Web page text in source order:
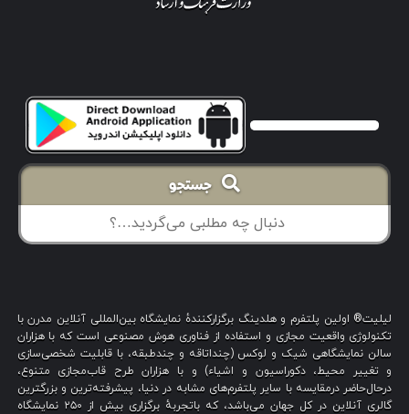
جستجو
لیلیت® اولین پلتفرم و هلدینگ برگزارکنندهٔ نمایشگاه بین‌المللی آنلاین مدرن با
تکنولوژی واقعیت مجازی و استفاده از فناوری هوش مصنوعی است که با هزاران
سالن نمایشگاهی شیک و لوکس (چنداتاقه و چندطبقه، با قابلیت شخصی‌سازی
و تغییر محیط، دکوراسیون و اشیاء) و با هزاران طرح قاب‌مجازی متنوع،
درحال‌حاضر درمقایسه با سایر پلتفرم‌های مشابه در دنیا، پیشرفته‌ترین و بزرگترین
گالری آنلاین در کل جهان می‌باشد، که باتجربهٔ برگزاری بیش از ۲۵۰ نمایشگاه